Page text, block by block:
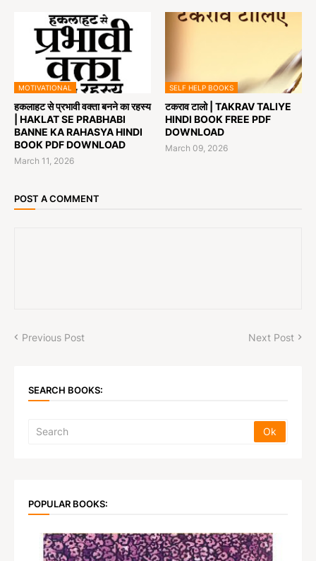
MOTIVATIONAL
हकलाहट से प्रभावी वक्ता बनने का रहस्य
| HAKLAT SE PRABHABI
BANNE KA RAHASYA HINDI
BOOK PDF DOWNLOAD
March 11, 2026
SELF HELP BOOKS
टकराव टालो | TAKRAV TALIYE
HINDI BOOK FREE PDF
DOWNLOAD
March 09, 2026
POST A COMMENT
Previous Post Next Post
SEARCH BOOKS:
POPULAR BOOKS: